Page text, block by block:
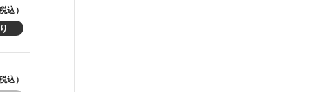
込）
込）